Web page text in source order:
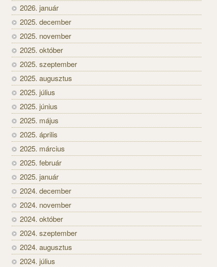
2026. január
2025. december
2025. november
2025. október
2025. szeptember
2025. augusztus
2025. július
2025. június
2025. május
2025. április
2025. március
2025. február
2025. január
2024. december
2024. november
2024. október
2024. szeptember
2024. augusztus
2024. július